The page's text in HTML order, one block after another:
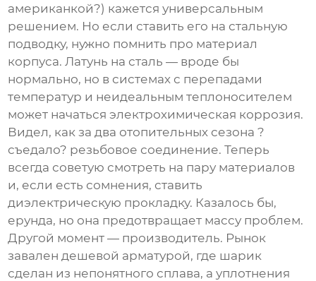
американкой?) кажется универсальным
решением. Но если ставить его на стальную
подводку, нужно помнить про материал
корпуса. Латунь на сталь — вроде бы
нормально, но в системах с перепадами
температур и неидеальным теплоносителем
может начаться электрохимическая коррозия.
Видел, как за два отопительных сезона ?
съедало? резьбовое соединение. Теперь
всегда советую смотреть на пару материалов
и, если есть сомнения, ставить
диэлектрическую прокладку. Казалось бы,
ерунда, но она предотвращает массу проблем.
Другой момент — производитель. Рынок
завален дешевой арматурой, где шарик
сделан из непонятного сплава, а уплотнения